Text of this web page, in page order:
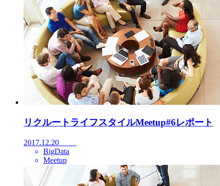
リクルートライフスタイルMeetup#6レポート
2017.12.20
BigData
Meetup